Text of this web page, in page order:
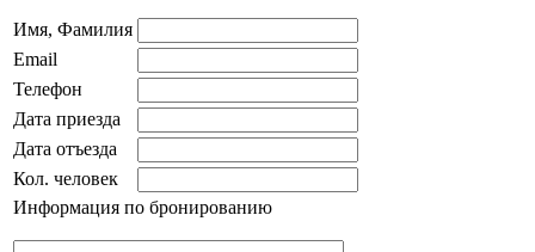
Имя, Фамилия
Email
Телефон
Дата приезда
Дата отъезда
Кол. человек
Информация по бронированию